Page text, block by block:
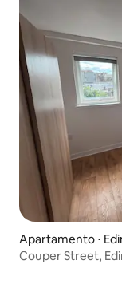
Apartamento ⋅
Couper Street,